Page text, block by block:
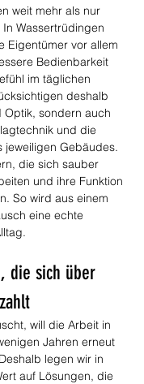
weit mehr als nur
Wassertrüdingen
Eigentümer vor allem
Bedienbarkeit
im täglichen
deshalb
Optik, sondern auch
und die
jeweiligen Gebäudes.
die sich sauber
und ihre Funktion
So wird aus einem
eine echte
die sich über
will die Arbeit in
Jahren erneut
legen wir in
auf Lösungen, die